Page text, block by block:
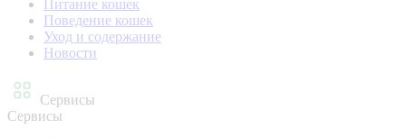
Питание кошек
Поведение кошек
Уход и содержание
Новости
Сервисы
Сервисы